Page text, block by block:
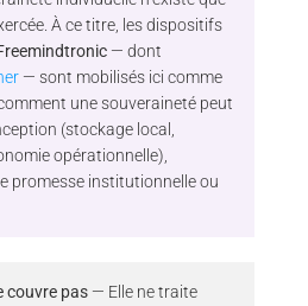
À ce titre, les dispositifs
— dont
— sont mobilisés ici comme
une souveraineté peut
(stockage local,
opérationnelle),
promesse institutionnelle ou
couvre pas — Elle ne traite